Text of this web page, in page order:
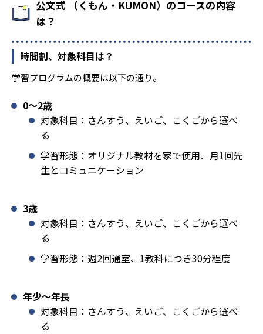
公文式 （くもん・KUMON）のコースの内容
は？
時間割、対象科目は？
学習プログラムの概要は以下の通り。
0〜2歳
対象科目：さんすう、えいご、こくごから選べ
る
学習形態：オリジナル教材を家で使用、月1回先
生とコミュニケーション
3歳
対象科目：さんすう、えいご、こくごから選べ
る
学習形態：週2回通室、1教科につき30分程度
年少〜年長
対象科目：さんすう、えいご、こくごから選べ
る